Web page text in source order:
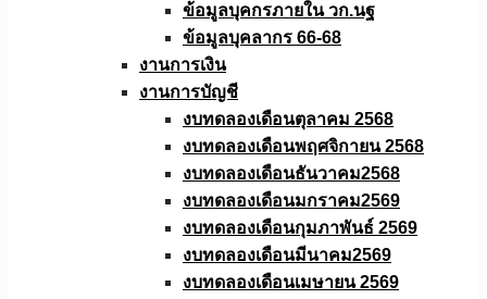
ข้อมูลบุคกรภายใน วก.นฐ
ข้อมูลบุคลากร 66-68
งานการเงิน
งานการบัญชี
งบทดลองเดือนตุลาคม 2568
งบทดลองเดือนพฤศจิกายน 2568
งบทดลองเดือนธันวาคม2568
งบทดลองเดือนมกราคม2569
งบทดลองเดือนกุมภาพันธ์ 2569
งบทดลองเดือนมีนาคม2569
งบทดลองเดือนเมษายน 2569